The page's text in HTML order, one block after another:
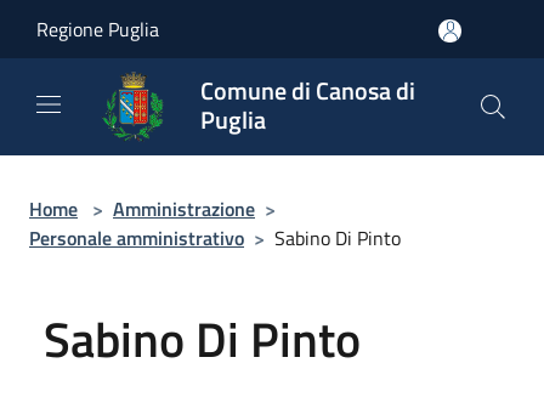
Regione Puglia
Comune di Canosa di
Puglia
Home > Amministrazione >
Personale amministrativo > Sabino Di Pinto
Sabino Di Pinto